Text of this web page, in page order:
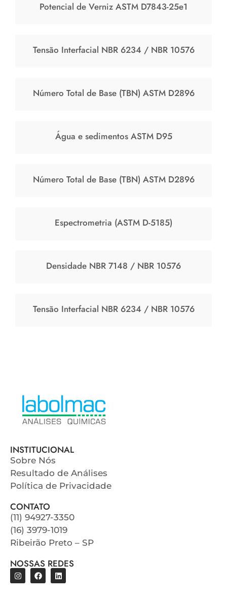
Potencial de Verniz ASTM D7843-25e1
Tensão Interfacial NBR 6234 / NBR 10576
Número Total de Base (TBN) ASTM D2896
Água e sedimentos ASTM D95
Número Total de Base (TBN) ASTM D2896
Espectrometria (ASTM D-5185)
Densidade NBR 7148 / NBR 10576
Tensão Interfacial NBR 6234 / NBR 10576
INSTITUCIONAL
Sobre Nós
Resultado de Análises
Política de Privacidade
CONTATO
(11) 94927-3350
(16) 3979-1019
Ribeirão Preto – SP
NOSSAS REDES